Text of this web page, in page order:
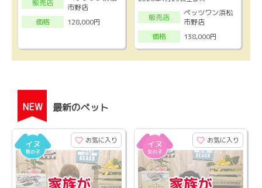
販売店
市野店
価格
128,000円 販売店
ペッツワン浜松
市野店
価格
138,000円
NEW 最新のペット
お気に入り お気に入り